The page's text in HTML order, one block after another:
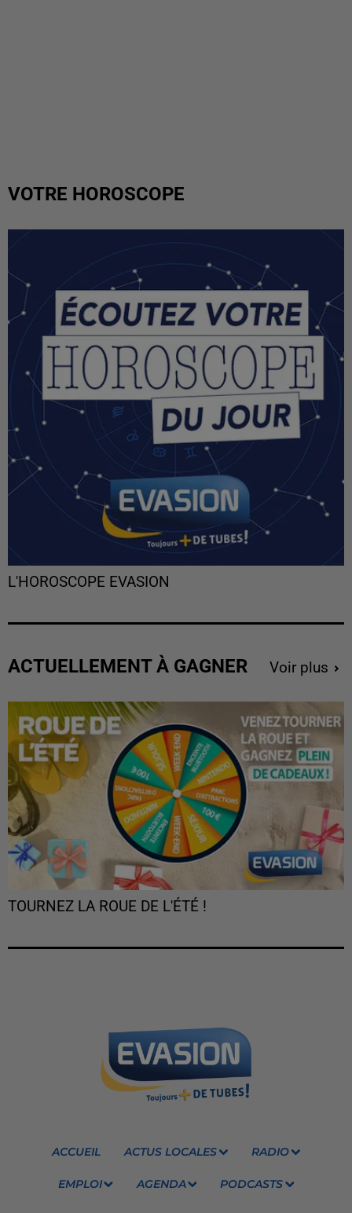
VOTRE HOROSCOPE
L'HOROSCOPE EVASION
ACTUELLEMENT À GAGNER Voir plus
TOURNEZ LA ROUE DE L'ÉTÉ !
ACCUEIL ACTUS LOCALES RADIO
EMPLOI AGENDA PODCASTS